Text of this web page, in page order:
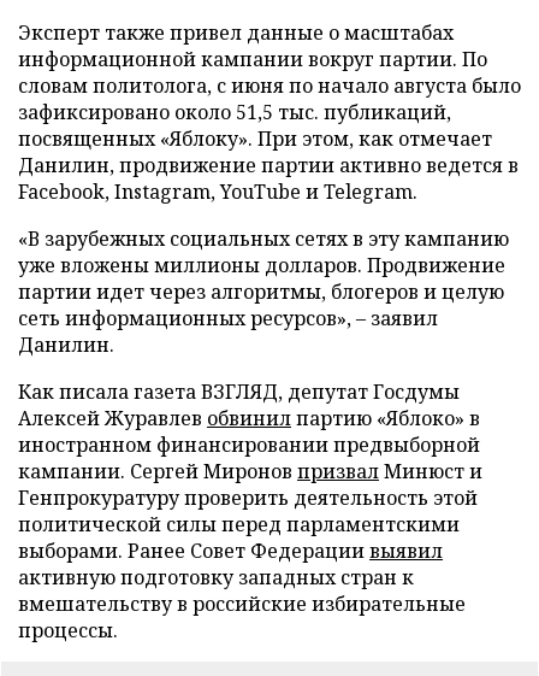
Эксперт также привел данные о масштабах
информационной кампании вокруг партии. По
словам политолога, с июня по начало августа было
зафиксировано около 51,5 тыс. публикаций,
посвященных «Яблоку». При этом, как отмечает
Данилин, продвижение партии активно ведется в
Facebook, Instagram, YouTube и Telegram.
«В зарубежных социальных сетях в эту кампанию
уже вложены миллионы долларов. Продвижение
партии идет через алгоритмы, блогеров и целую
сеть информационных ресурсов», – заявил
Данилин.
Как писала газета ВЗГЛЯД, депутат Госдумы
Алексей Журавлев обвинилпартию «Яблоко» в
иностранном финансировании предвыборной
кампании. Сергей Миронов призвалМинюст и
Генпрокуратуру проверить деятельность этой
политической силы перед парламентскими
выборами. Ранее Совет Федерациивыявил
активную подготовку западных стран к
вмешательству в российские избирательные
процессы.